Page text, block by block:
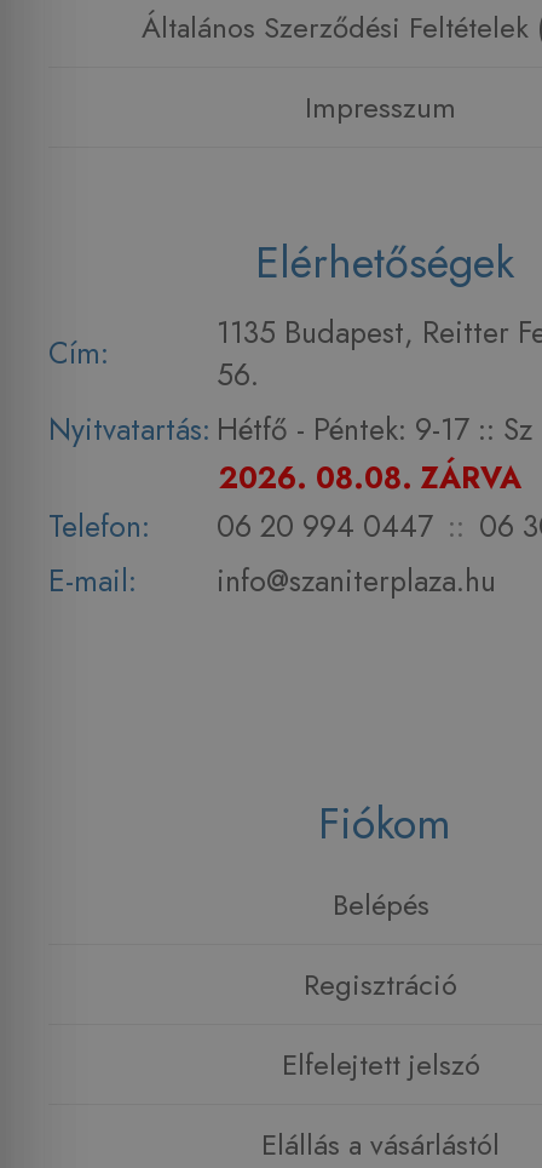
Általános Szerződési Feltételek
Impresszum
Elérhetőségek
Cím:
1135 Budapest, Reitter
56.
Nyitvatartás: Hétfő - Péntek: 9-17 :: Sz
2026. 08.08. ZÁRVA
Telefon:
06 20 994 0447 :: 06
E-mail:
info@szaniterplaza.hu
Fiókom
Belépés
Regisztráció
Elfelejtett jelszó
Elállás a vásárlástól